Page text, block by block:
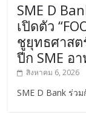
SME D
เปิดตัว
ชูยุทธศาสต
ปีก SME อ
สิงหาคม 6, 2026
SME D Bank ร่ว